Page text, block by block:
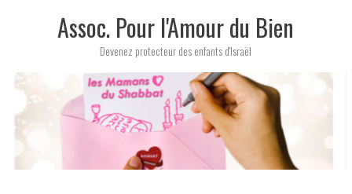
Assoc. Pour l'Amour du Bien
Devenez protecteur des enfants d'Israël